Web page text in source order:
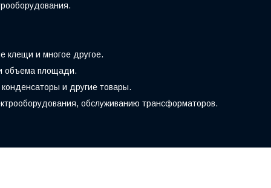
клещи и многое другое.
объема площади.
и другие товары.
обслуживанию трансформаторов.